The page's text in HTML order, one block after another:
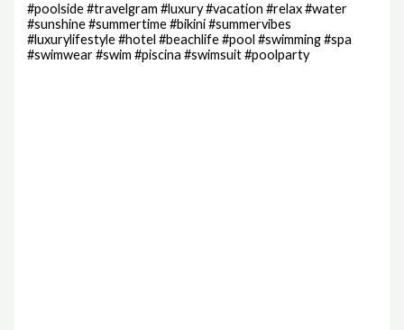
#poolside #travelgram #luxury #vacation #relax #water
#sunshine #summertime #bikini #summervibes
#luxurylifestyle #hotel #beachlife #pool #swimming #spa
#swimwear #swim #piscina #swimsuit #poolparty